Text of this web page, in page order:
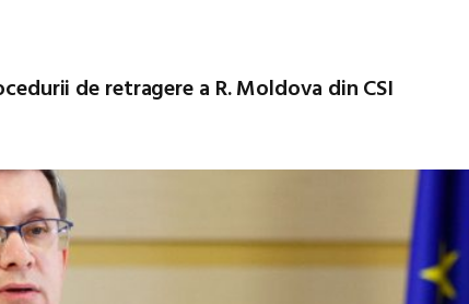
de retragere a R. Moldova din CSI